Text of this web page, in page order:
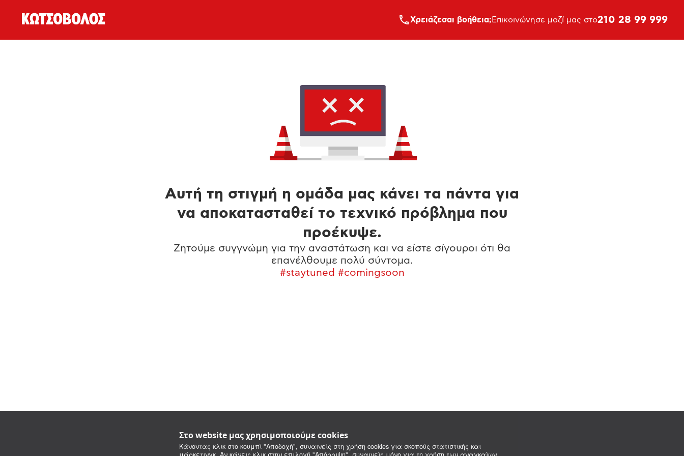
Στο website μας χρησιμοποιούμε cookies
Κάνοντας κλικ στο κουμπί "Αποδοχή", συναινείς στη χρήση cookies για σκοπούς στατιστικής και
Xρειάζεσαι βοήθεια; Επικοινώνησε μαζί μας στο210 28 99 999
Αυτή τη στιγμή η ομάδα μας κάνει τα πάντα για
να αποκατασταθεί το τεχνικό πρόβλημα που
προέκυψε.
Ζητούμε συγγνώμη για την αναστάτωση και να είστε σίγουροι ότι θα
επανέλθουμε πολύ σύντομα.
#staytuned #comingsoon